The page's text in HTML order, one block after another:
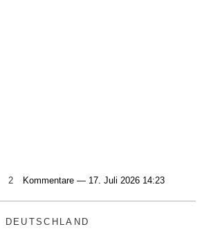
2 Kommentare — 17. Juli 2026 14:23
DEUTSCHLAND